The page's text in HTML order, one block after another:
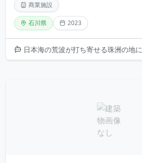
商業施設
石川県 2023
日本海の荒波が打ち寄せる珠洲の地に、2023年に誕生した潮騒レストラン。建築家・坂茂による設計で、自然素材を活かした温も